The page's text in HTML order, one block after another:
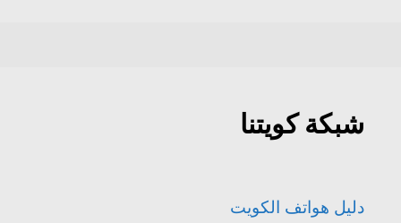
شبكة كويتنا
دليل هواتف الكويت